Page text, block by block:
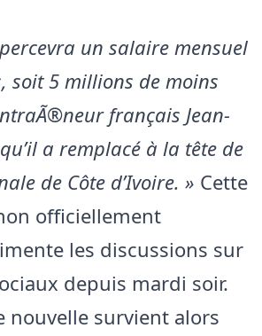
un salaire mensuel
soit 5 millions de moins
français Jean-
a remplacé à la tête de
de Côte d’Ivoire. » Cette
officiellement
les discussions sur
depuis mardi soir.
nouvelle survient alors